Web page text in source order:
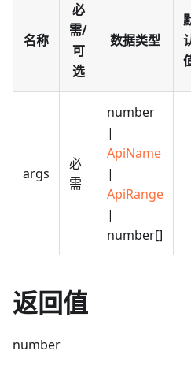
名称
必
需/
可
选
数据类型
args
必
需
number
|
ApiName
|
ApiRange
|
number[]
返回值
number